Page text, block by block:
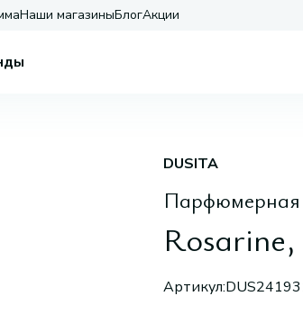
Наши магазиныБлогАкции
DUSITA
Парфюмерная
Артикул: